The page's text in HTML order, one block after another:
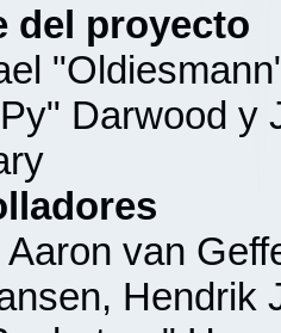
del proyecto
Darwood y
Aaron van
Hendrik